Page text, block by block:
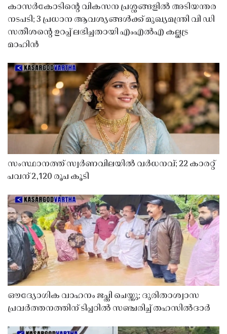
കാസർകോടിൻ്റെ വികസന പ്രശ്നങ്ങളിൽ അടിയന്തര
നടപടി; 3 പ്രധാന ആവശ്യങ്ങൾക്ക് മുഖ്യമന്ത്രി വി ഡി
സതീശൻ്റെ ഉറപ്പ് ലഭിച്ചതായി എംഎൽഎ കല്ലട്ര
മാഹിൻ
സംസ്ഥാനത്ത് സ്വർണവിലയിൽ വർധനവ്; 22 കാരറ്റ്
പവന് 2,120 രൂപ കൂടി
ഔദ്യോഗിക വാഹനം ജപ്തി ചെയ്തു; ദുരിതാശ്വാസ
പ്രവർത്തനത്തിന് ടിപ്പറിൽ സഞ്ചരിച്ച് തഹസിൽദാർ